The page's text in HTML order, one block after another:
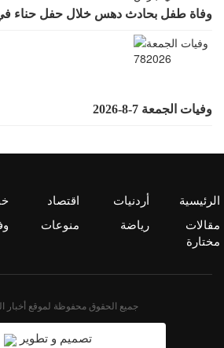
وفاة طفل بحادث دهس خلال حفل حناء
وفيات الجمعة 7-8-2026
الرئيسية أردنيات اقتصاد
مقالات
مختارة
رياضة منوعات
جميع الحقوق محفوظة لموقع أخبار البلد
تصميم و تطوير